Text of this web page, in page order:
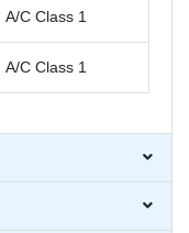
A/C Class 1
A/C Class 1